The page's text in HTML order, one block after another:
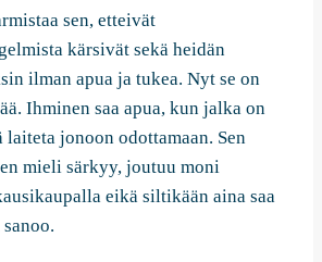
sen, etteivät
kärsivät sekä heidän
ilman apua ja tukea. Nyt se on
Ihminen saa apua, kun jalka on
jonoon odottamaan. Sen
mieli särkyy, joutuu moni
eikä siltikään aina saa